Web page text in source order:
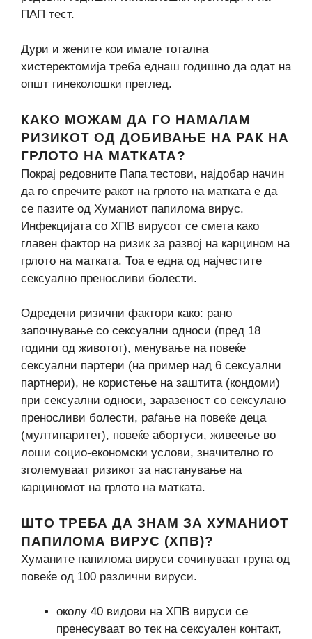
ПАП тест.
Дури и жените кои имале тотална
хистеректомија треба еднаш годишно да одат на
општ гинеколошки преглед.
КАКО МОЖАМ ДА ГО НАМАЛАМ
РИЗИКОТ ОД ДОБИВАЊЕ НА РАК НА
ГРЛОТО НА МАТКАТА?
Покрај редовните Папа тестови, најдобар начин
да го спречите ракот на грлото на матката е да
се пазите од Хуманиот папилома вирус.
Инфекцијата со ХПВ вирусот се смета како
главен фактор на ризик за развој на карцином на
грлото на матката. Тоа е една од најчестите
сексуално преносливи болести.
Одредени ризични фактори како: рано
започнување со сексуални односи (пред 18
години од животот), менување на повеќе
сексуални партери (на пример над 6 сексуални
партнери), не користење на заштита (кондоми)
при сексуални односи, заразеност со сексулано
преносливи болести, раѓање на повеќе деца
(мултипаритет), повеќе абортуси, живеење во
лоши социо-економски услови, значително го
зголемуваат ризикот за настанување на
карциномот на грлото на матката.
ШТО ТРЕБА ДА ЗНАМ ЗА ХУМАНИОТ
ПАПИЛОМА ВИРУС (ХПВ)?
Хуманите папилома вируси сочинуваат група од
повеќе од 100 различни вируси.
околу 40 видови на ХПВ вируси се
пренесуваат во тек на сексуален контакт,